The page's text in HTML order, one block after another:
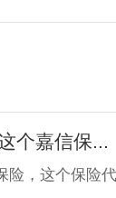
个嘉信保...
，这个保险